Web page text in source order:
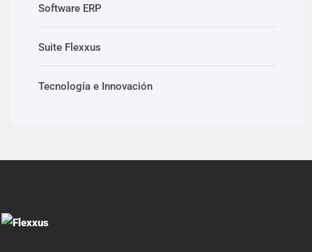
Software ERP
Suite Flexxus
Tecnología e Innovación